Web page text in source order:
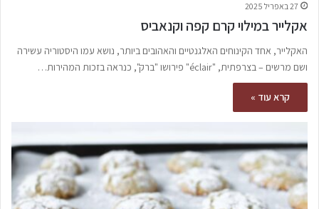
27 באפריל 2025
אקלייר במילוי קרם קפה וקנאביס
האקלייר, אחד הקינוחים האלגנטיים והאהובים ביותר, נושא עמו היסטוריה עשירה
ושם מרשים – בצרפתית, "éclair" פירושו "ברק", כנראה בזכות המהירות…
קרא עוד »